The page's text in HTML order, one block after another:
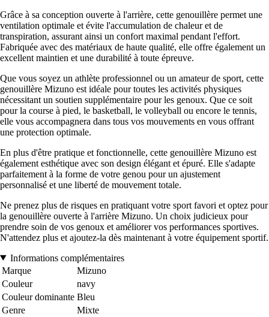
Grâce à sa conception ouverte à l'arrière, cette genouillère permet une
ventilation optimale et évite l'accumulation de chaleur et de
transpiration, assurant ainsi un confort maximal pendant l'effort.
Fabriquée avec des matériaux de haute qualité, elle offre également un
excellent maintien et une durabilité à toute épreuve.
Que vous soyez un athlète professionnel ou un amateur de sport, cette
genouillère Mizuno est idéale pour toutes les activités physiques
nécessitant un soutien supplémentaire pour les genoux. Que ce soit
pour la course à pied, le basketball, le volleyball ou encore le tennis,
elle vous accompagnera dans tous vos mouvements en vous offrant
une protection optimale.
En plus d'être pratique et fonctionnelle, cette genouillère Mizuno est
également esthétique avec son design élégant et épuré. Elle s'adapte
parfaitement à la forme de votre genou pour un ajustement
personnalisé et une liberté de mouvement totale.
Ne prenez plus de risques en pratiquant votre sport favori et optez pour
la genouillère ouverte à l'arrière Mizuno. Un choix judicieux pour
prendre soin de vos genoux et améliorer vos performances sportives.
N'attendez plus et ajoutez-la dès maintenant à votre équipement sportif.
Informations complémentaires
Marque
Mizuno
Couleur
navy
Couleur dominante Bleu
Genre
Mixte